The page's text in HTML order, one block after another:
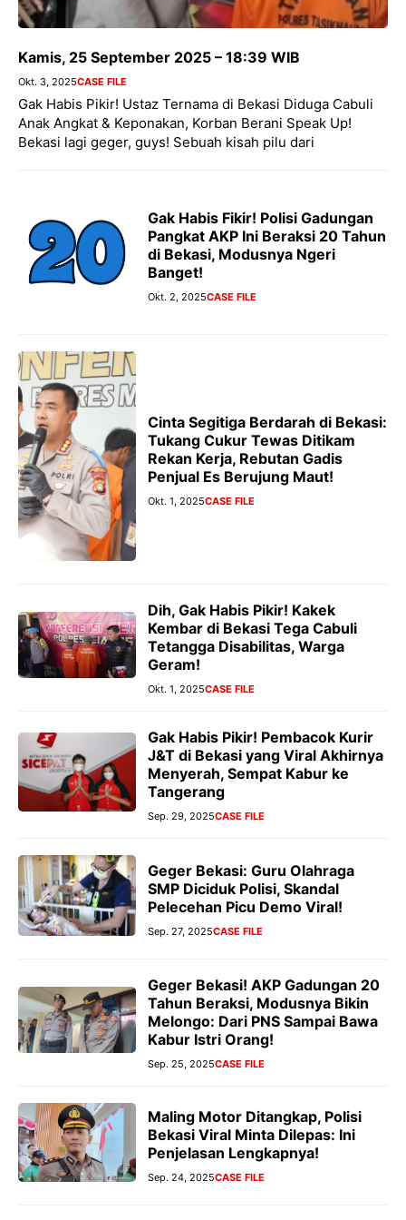
Kamis, 25 September 2025 – 18:39 WIB
Okt. 3, 2025CASE FILE
Gak Habis Pikir! Ustaz Ternama di Bekasi Diduga Cabuli
Anak Angkat & Keponakan, Korban Berani Speak Up!
Bekasi lagi geger, guys! Sebuah kisah pilu dari
Gak Habis Fikir! Polisi Gadungan
Pangkat AKP Ini Beraksi 20 Tahun
di Bekasi, Modusnya Ngeri
Banget!
Okt. 2, 2025CASE FILE
Cinta Segitiga Berdarah di Bekasi:
Tukang Cukur Tewas Ditikam
Rekan Kerja, Rebutan Gadis
Penjual Es Berujung Maut!
Okt. 1, 2025CASE FILE
Dih, Gak Habis Pikir! Kakek
Kembar di Bekasi Tega Cabuli
Tetangga Disabilitas, Warga
Geram!
Okt. 1, 2025CASE FILE
Gak Habis Pikir! Pembacok Kurir
J&T di Bekasi yang Viral Akhirnya
Menyerah, Sempat Kabur ke
Tangerang
Sep. 29, 2025CASE FILE
Geger Bekasi: Guru Olahraga
SMP Diciduk Polisi, Skandal
Pelecehan Picu Demo Viral!
Sep. 27, 2025CASE FILE
Geger Bekasi! AKP Gadungan 20
Tahun Beraksi, Modusnya Bikin
Melongo: Dari PNS Sampai Bawa
Kabur Istri Orang!
Sep. 25, 2025CASE FILE
Maling Motor Ditangkap, Polisi
Bekasi Viral Minta Dilepas: Ini
Penjelasan Lengkapnya!
Sep. 24, 2025CASE FILE